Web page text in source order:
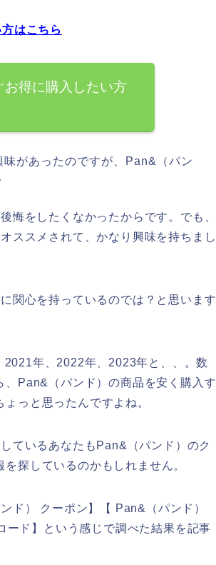
はこちら
得に購入したい方
があったのですが、Pan&（パン
悔をしたくなかったからです。でも、
ススメされて、かなり興味を持ちまし
関心を持っているのでは？と思います
年、2022年、2023年と、、。数
Pan&（パンド）の商品を安く購入す
っと思ったんですよね。
ているあなたもPan&（パンド）のク
探しているのかもしれません。
ド） クーポン】【 Pan&（パンド）
ード】という感じで調べた結果を記事